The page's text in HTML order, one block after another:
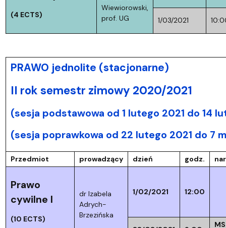
(4 ECTS)
Wiewiorowski,
prof. UG
1/03/2021
PRAWO jednolite (stacjonarne)
II rok semestr zimowy 2020/2021
(sesja podstawowa od 1 lutego 2021 do 14
(sesja poprawkowa od 22 lutego 2021 do 7
Przedmiot prowadzący dzień godz.
Prawo
cywilne I
(10 ECTS)
dr Izabela
Adrych-
Brzezińska
1/02/2021 12:00
MS